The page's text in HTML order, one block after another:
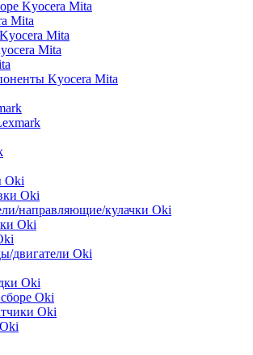
Kyocera Mita
Mita
Mita
Mita
Kyocera Mita
Oki
Oki
направляющие/кулачки Oki
Oki
двигатели Oki
Oki
Oki
Oki